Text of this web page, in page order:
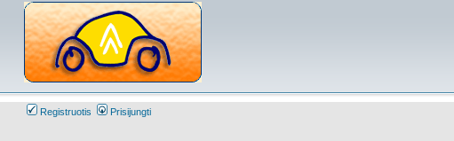
Registruotis Prisijungti